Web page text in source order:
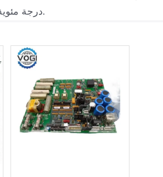
درجة مئوية/واط) مع دائرة تعويض درجة الحرارة.